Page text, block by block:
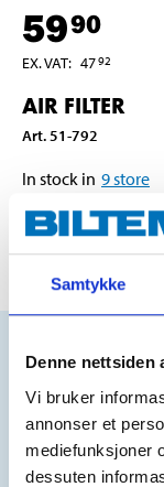
Samtykke
Denne nettsiden
Vi bruker
annonser et
mediefunksjoner
dessuten
5990
EX. VAT: 4792
AIR FILTER
Art. 51-792
In stock in 9store
Does
N